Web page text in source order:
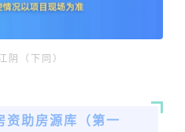
阴（下同）
资助房源库（第一